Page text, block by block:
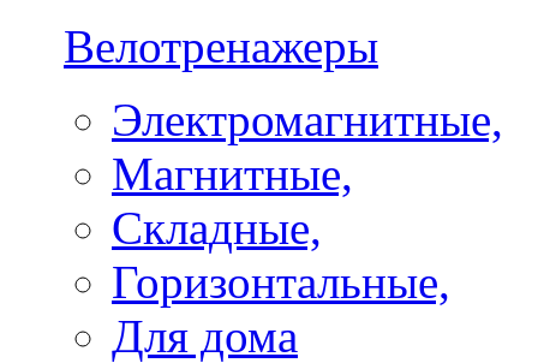
Велотренажеры
Электромагнитные,
Магнитные,
Складные,
Горизонтальные,
Для дома